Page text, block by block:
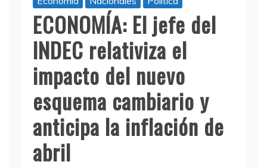
ECONOMÍA: El jefe del
INDEC relativiza el
impacto del nuevo
esquema cambiario y
anticipa la inflación de
abril